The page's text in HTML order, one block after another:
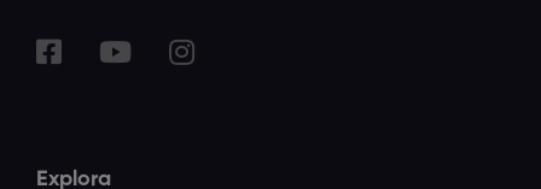
Explora